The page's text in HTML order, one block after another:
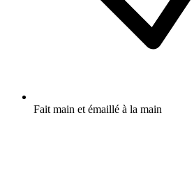
Fait main et émaillé à la main